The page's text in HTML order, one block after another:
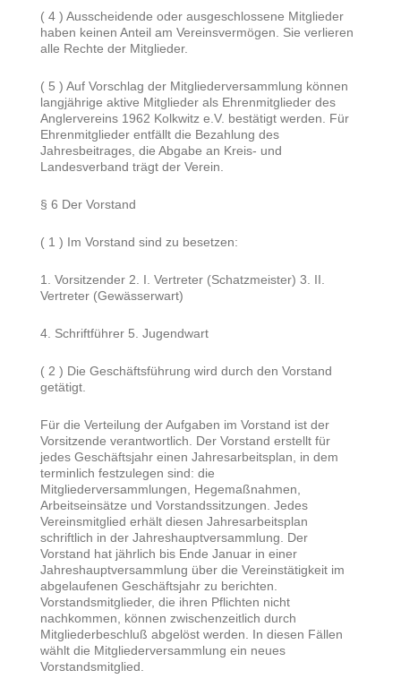
( 4 ) Ausscheidende oder ausgeschlossene Mitglieder
haben keinen Anteil am Vereinsvermögen. Sie verlieren
alle Rechte der Mitglieder.
( 5 ) Auf Vorschlag der Mitgliederversammlung können
langjährige aktive Mitglieder als Ehrenmitglieder des
Anglervereins 1962 Kolkwitz e.V. bestätigt werden. Für
Ehrenmitglieder entfällt die Bezahlung des
Jahresbeitrages, die Abgabe an Kreis- und
Landesverband trägt der Verein.
§ 6 Der Vorstand
( 1 ) Im Vorstand sind zu besetzen:
1. Vorsitzender 2. I. Vertreter (Schatzmeister) 3. II.
Vertreter (Gewässerwart)
4. Schriftführer 5. Jugendwart
( 2 ) Die Geschäftsführung wird durch den Vorstand
getätigt.
Für die Verteilung der Aufgaben im Vorstand ist der
Vorsitzende verantwortlich. Der Vorstand erstellt für
jedes Geschäftsjahr einen Jahresarbeitsplan, in dem
terminlich festzulegen sind: die
Mitgliederversammlungen, Hegemaßnahmen,
Arbeitseinsätze und Vorstandssitzungen. Jedes
Vereinsmitglied erhält diesen Jahresarbeitsplan
schriftlich in der Jahreshauptversammlung. Der
Vorstand hat jährlich bis Ende Januar in einer
Jahreshauptversammlung über die Vereinstätigkeit im
abgelaufenen Geschäftsjahr zu berichten.
Vorstandsmitglieder, die ihren Pflichten nicht
nachkommen, können zwischenzeitlich durch
Mitgliederbeschluß abgelöst werden. In diesen Fällen
wählt die Mitgliederversammlung ein neues
Vorstandsmitglied.